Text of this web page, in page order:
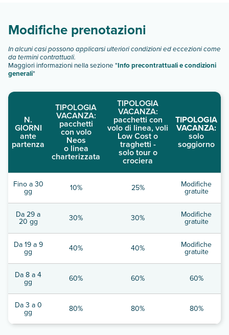
Scopri tutti i dettagli nel paragrafo dedicato "
descrizione ".
Modifiche prenotazioni
In alcuni casi possono applicarsi ulteriori condizioni ed eccezioni come
da termini contrattuali.
Maggiori informazioni nella sezione "Info precontrattuali e condizioni
generali"
N.
GIORNI
ante
partenza
TIPOLOGIA
VACANZA:
pacchetti
con volo
Neos
o linea
charterizzata
TIPOLOGIA
VACANZA:
pacchetti con
volo di linea, voli
Low Cost o
traghetti -
solo tour o
crociera
TIPOLOGIA
VACANZA:
solo
soggiorno
Fino a 30
gg 10% 25% Modifiche
gratuite
Da 29 a
20 gg 30% 30% Modifiche
gratuite
Da 19 a 9
gg 40% 40% Modifiche
gratuite
Da 8 a 4
gg 60% 60% 60%
Da 3 a 0
gg 80% 80% 80%